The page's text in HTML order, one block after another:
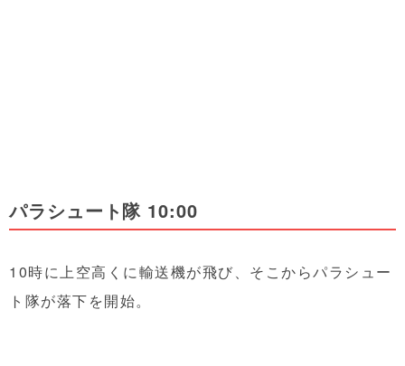
パラシュート隊 10:00
10時に上空高くに輸送機が飛び、そこからパラシュー
ト隊が落下を開始。